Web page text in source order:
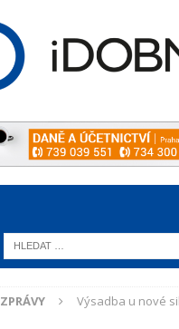
ZPRÁVY
Výsadba u nové